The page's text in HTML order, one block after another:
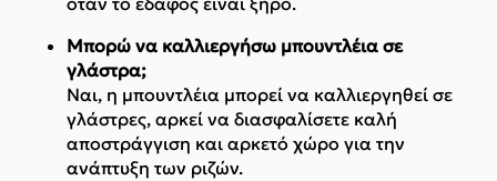
Μπορώ να καλλιεργήσω μπουντλέια σε
γλάστρα;
Ναι, η μπουντλέια μπορεί να καλλιεργηθεί σε
γλάστρες, αρκεί να διασφαλίσετε καλή
αποστράγγιση και αρκετό χώρο για την
ανάπτυξη των ριζών.